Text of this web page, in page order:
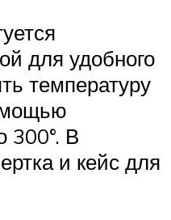
для удобного
температуру
300°. В
и кейс для